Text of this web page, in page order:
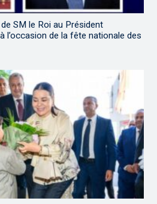
SM le Roi au Président
l’occasion de la fête nationale des